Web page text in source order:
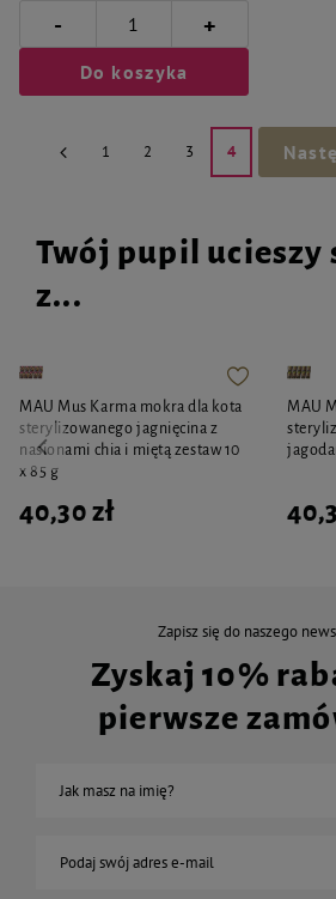
- +
Do koszyka
1 2 3 4
Twój pupil ucieszy
z...
MAU Mus Karma mokra dla kota
sterylizowanego jagnięcina z
nasionami chia i miętą zestaw 10
x 85 g
40,30 zł
MAU
Zapisz się do naszego
Zyskaj 10%
pierwsze
Jak masz na imię?
Podaj swój adres e-mail